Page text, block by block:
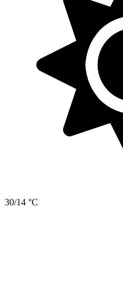
30/14 °C